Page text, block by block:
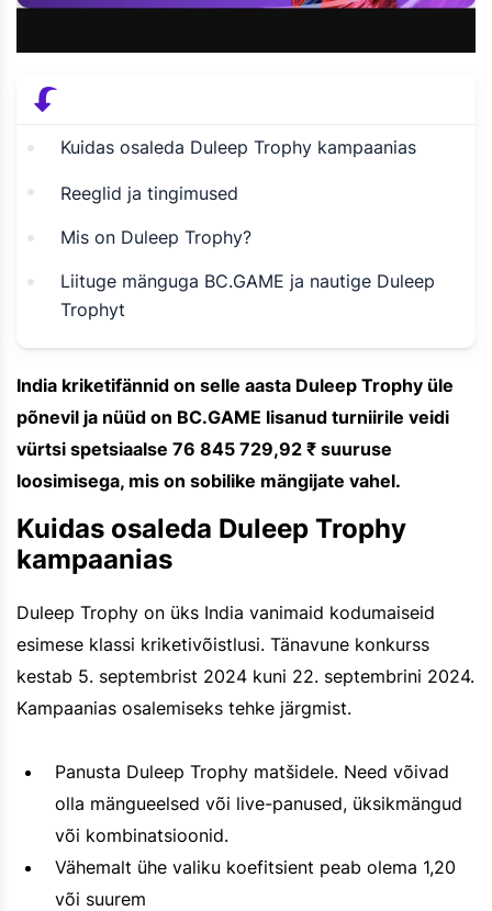
Kuidas osaleda Duleep Trophy kampaanias
Reeglid ja tingimused
Mis on Duleep Trophy?
Liituge mänguga BC.GAME ja nautige Duleep
Trophyt
India kriketifännid on selle aasta Duleep Trophy üle
põnevil ja nüüd on BC.GAME lisanud turniirile veidi
vürtsi spetsiaalse 76 845 729,92 ₹ suuruse
loosimisega, mis on sobilike mängijate vahel.
Kuidas osaleda Duleep Trophy
kampaanias
Duleep Trophy on üks India vanimaid kodumaiseid
esimese klassi kriketivõistlusi. Tänavune konkurss
kestab 5. septembrist 2024 kuni 22. septembrini 2024.
Kampaanias osalemiseks tehke järgmist.
Panusta Duleep Trophy matšidele. Need võivad
olla mängueelsed või live-panused, üksikmängud
või kombinatsioonid.
Vähemalt ühe valiku koefitsient peab olema 1,20
või suurem